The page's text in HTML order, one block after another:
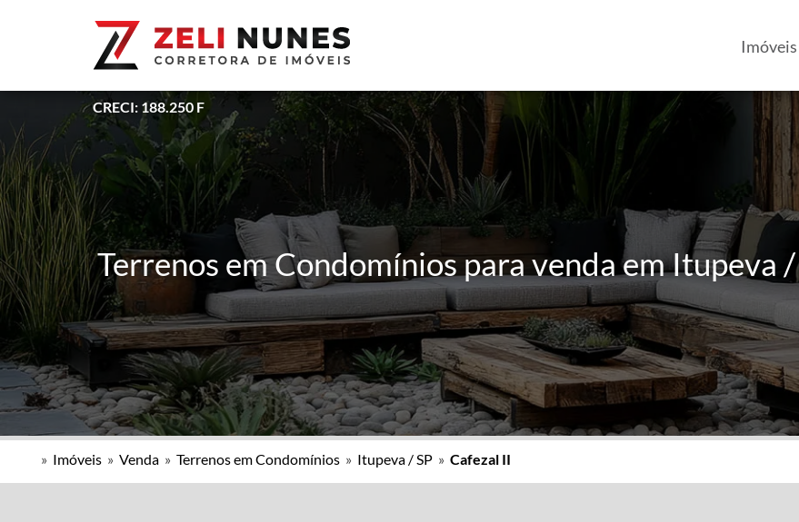
CRECI: 188.250 F
Imóveis
Terrenos em Condomínios para venda em Itupeva
» Imóveis » Venda » Terrenos em Condomínios » Itupeva / SP » Cafezal II